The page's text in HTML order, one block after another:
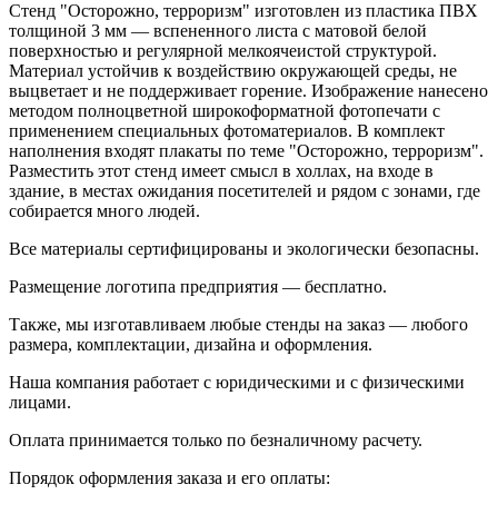
Стенд "Осторожно, терроризм" изготовлен из пластика ПВХ
толщиной 3 мм — вспененного листа с матовой белой
поверхностью и регулярной мелкоячеистой структурой.
Материал устойчив к воздействию окружающей среды, не
выцветает и не поддерживает горение. Изображение нанесено
методом полноцветной широкоформатной фотопечати с
применением специальных фотоматериалов. В комплект
наполнения входят плакаты по теме "Осторожно, терроризм".
Разместить этот стенд имеет смысл в холлах, на входе в
здание, в местах ожидания посетителей и рядом с зонами, где
собирается много людей.
Все материалы сертифицированы и экологически безопасны.
Размещение логотипа предприятия — бесплатно.
Также, мы изготавливаем любые стенды на заказ — любого
размера, комплектации, дизайна и оформления.
Наша компания работает с юридическими и с физическими
лицами.
Оплата принимается только по безналичному расчету.
Порядок оформления заказа и его оплаты: